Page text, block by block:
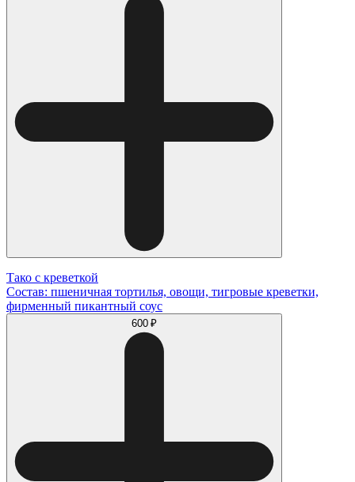
Тако с креветкой
Состав: пшеничная тортилья, овощи, тигровые креветки,
фирменный пикантный соус
600 ₽